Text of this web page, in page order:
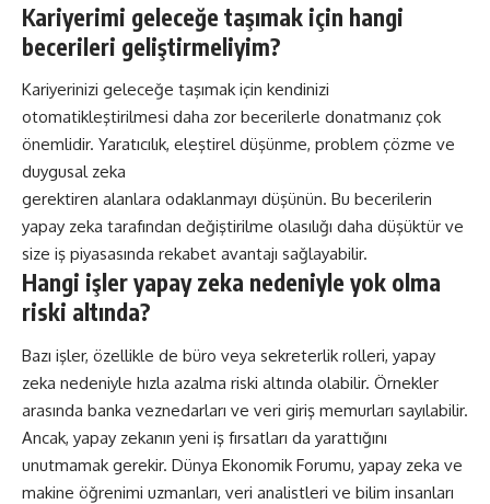
Kariyerimi geleceğe taşımak için hangi
becerileri geliştirmeliyim?
Kariyerinizi geleceğe taşımak için kendinizi
otomatikleştirilmesi daha zor becerilerle donatmanız çok
önemlidir. Yaratıcılık, eleştirel düşünme, problem çözme ve
duygusal zeka
gerektiren alanlara odaklanmayı düşünün. Bu becerilerin
yapay zeka tarafından değiştirilme olasılığı daha düşüktür ve
size iş piyasasında rekabet avantajı sağlayabilir.
Hangi işler yapay zeka nedeniyle yok olma
riski altında?
Bazı işler, özellikle de büro veya sekreterlik rolleri, yapay
zeka nedeniyle hızla azalma riski altında olabilir. Örnekler
arasında banka veznedarları ve veri giriş memurları sayılabilir.
Ancak, yapay zekanın yeni iş fırsatları da yarattığını
unutmamak gerekir. Dünya Ekonomik Forumu, yapay zeka ve
makine öğrenimi uzmanları, veri analistleri ve bilim insanları